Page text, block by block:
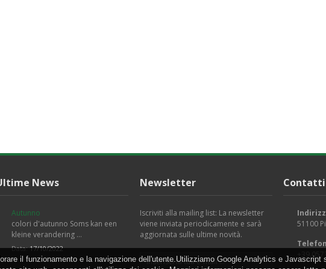
News
Autunno
colori d'autunno Soms kan een
kleine verandering …
Data:17/10/2022
Newsletter
Iscriviti alla mailing list: La newsletter
viene inviata periodicamente e sarà
aggiornata sulle ultime novità.
Contatti
51100
il funzionamento e la navigazione dell'utente.Utilizziamo Google Analytics e